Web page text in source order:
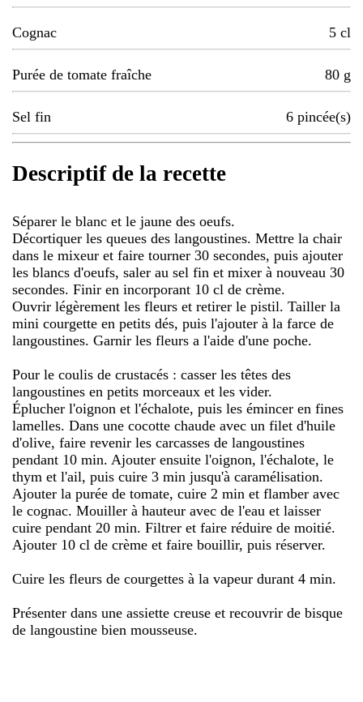
Cognac 5 cl
Purée de tomate fraîche 80 g
Sel fin 6 pincée(s)
Descriptif de la recette
Séparer le blanc et le jaune des oeufs.
Décortiquer les queues des langoustines. Mettre la chair
dans le mixeur et faire tourner 30 secondes, puis ajouter
les blancs d'oeufs, saler au sel fin et mixer à nouveau 30
secondes. Finir en incorporant 10 cl de crème.
Ouvrir légèrement les fleurs et retirer le pistil. Tailler la
mini courgette en petits dés, puis l'ajouter à la farce de
langoustines. Garnir les fleurs a l'aide d'une poche.
Pour le coulis de crustacés : casser les têtes des
langoustines en petits morceaux et les vider.
Éplucher l'oignon et l'échalote, puis les émincer en fines
lamelles. Dans une cocotte chaude avec un filet d'huile
d'olive, faire revenir les carcasses de langoustines
pendant 10 min. Ajouter ensuite l'oignon, l'échalote, le
thym et l'ail, puis cuire 3 min jusqu'à caramélisation.
Ajouter la purée de tomate, cuire 2 min et flamber avec
le cognac. Mouiller à hauteur avec de l'eau et laisser
cuire pendant 20 min. Filtrer et faire réduire de moitié.
Ajouter 10 cl de crème et faire bouillir, puis réserver.
Cuire les fleurs de courgettes à la vapeur durant 4 min.
Présenter dans une assiette creuse et recouvrir de bisque
de langoustine bien mousseuse.